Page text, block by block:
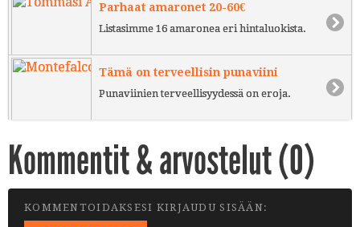
Parhaat amaronet 20-60€
Listasimme 16 amaronea eri hintaluokista.
Tämä on terveellisin punaviini
Punaviinien terveellisyydessä on eroja.
Kommentit & arvostelut (0)
KOMMENTOIDAKSESI KIRJAUDU SISÄÄN: